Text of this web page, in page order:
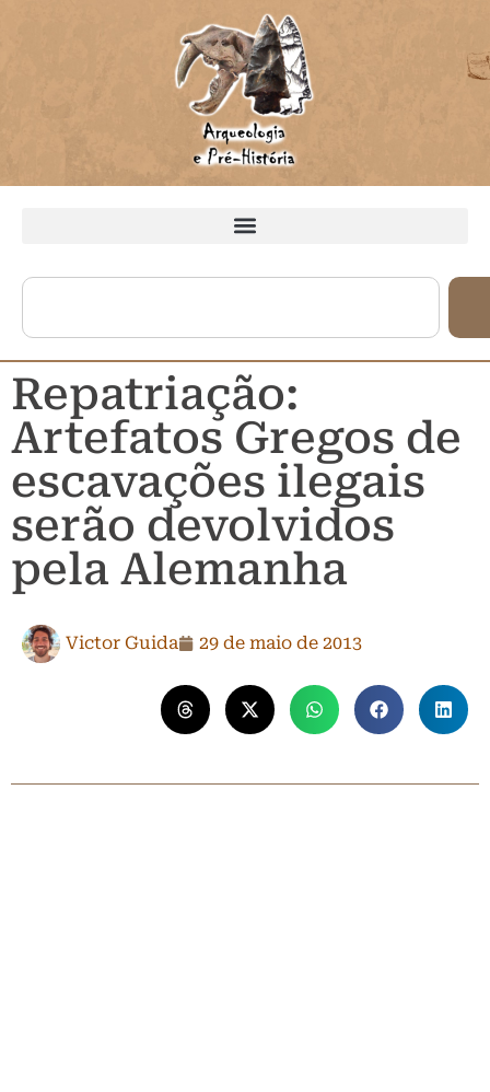
Repatriação:
Artefatos Gregos de
escavações ilegais
serão devolvidos
pela Alemanha
Victor Guida 29 de maio de 2013